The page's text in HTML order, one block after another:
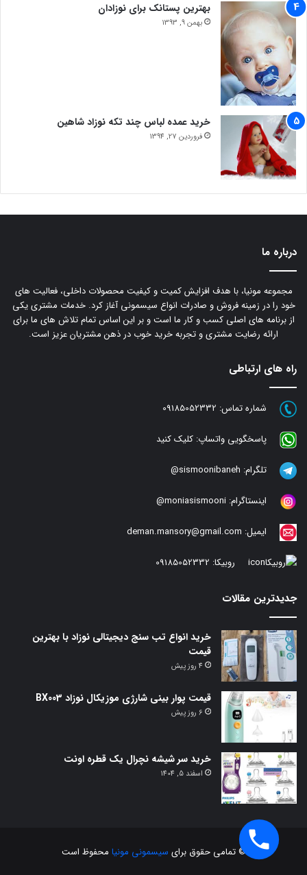
بهترین پستانک برای نوزادان
بهمن 9, 1393
خرید عمده لباس چند تکه نوزاد شاهین
فروردین 27, 1394
درباره ما
مجموعه مونیا، با هدف افزایش کمیت و کیفیت محصولات داخلی، فعالیت های
خود را در زمینه فروش و صادرات انواع سیسمونی آغاز کرد. خدمات مشتری یکی
از برنامه های اصلی کسب و کار ما است و بر این اساس تمام تلاش های ما برای
ارائه رضایت مشتری و تجربه خرید خوب در ذهن مشتریان عزیز است.
راه های ارتباطی
شماره تماس: 09185052332
پاسخگویی واتساپ: کلیک کنید
تلگرام: sismoonibaneh@
اینستاگرام: moniasismooni@
ایمیل: deman.mansory@gmail.com
روبیکا: 09185052332
جدیدترین مقالات
خرید انواع تب سنج دیجیتالی نوزاد با بهترین
قیمت
4 روز پیش
قیمت پوار بینی شارژی موزیکال نوزاد BX003
6 روز پیش
خرید سر شیشه نچرال یک قطره اونت
اسفند 5, 1404
© تمامی حقوق برای سیسمونی مونیا محفوظ است